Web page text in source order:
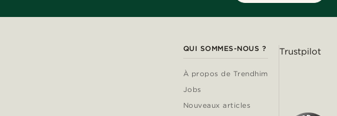
QUI SOMMES-NOUS ?
À propos de Trendhim
Jobs
Nouveaux articles
Trustpilot